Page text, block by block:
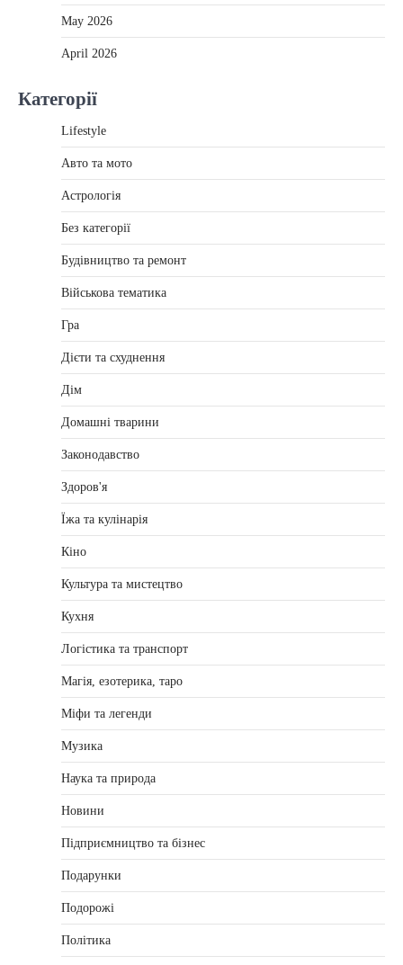
May 2026
April 2026
Категорії
Lifestyle
Авто та мото
Астрологія
Без категорії
Будівництво та ремонт
Військова тематика
Гра
Дієти та схуднення
Дім
Домашні тварини
Законодавство
Здоров'я
Їжа та кулінарія
Кіно
Культура та мистецтво
Кухня
Логістика та транспорт
Магія, езотерика, таро
Міфи та легенди
Музика
Наука та природа
Новини
Підприємництво та бізнес
Подарунки
Подорожі
Політика